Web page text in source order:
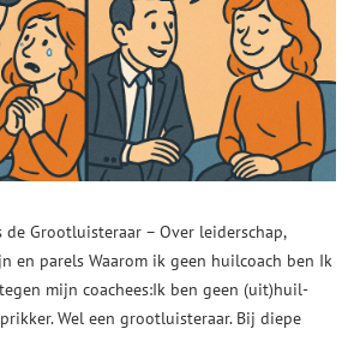
de Grootluisteraar – Over leiderschap,
en parels Waarom ik geen huilcoach ben Ik
mijn coachees:Ik ben geen (uit)huil-
Wel een grootluisteraar. Bij diepe